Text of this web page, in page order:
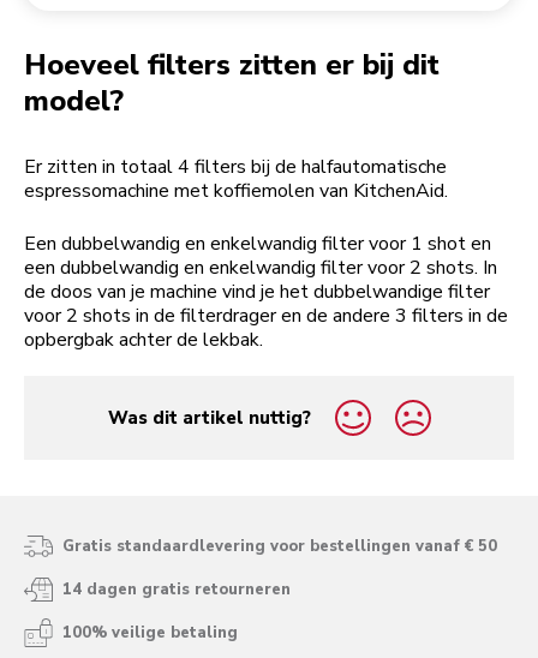
Hoeveel filters zitten er bij dit
model?
Er zitten in totaal 4 filters bij de halfautomatische
espressomachine met koffiemolen van KitchenAid.
Een dubbelwandig en enkelwandig filter voor 1 shot en
een dubbelwandig en enkelwandig filter voor 2 shots. In
de doos van je machine vind je het dubbelwandige filter
voor 2 shots in de filterdrager en de andere 3 filters in de
opbergbak achter de lekbak.
Was dit artikel nuttig?
yes
no
Gratis standaardlevering voor bestellingen vanaf € 50
14 dagen gratis retourneren
100% veilige betaling